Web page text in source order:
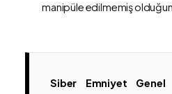
manipüle edilmemiş
Siber Emniyet Genel